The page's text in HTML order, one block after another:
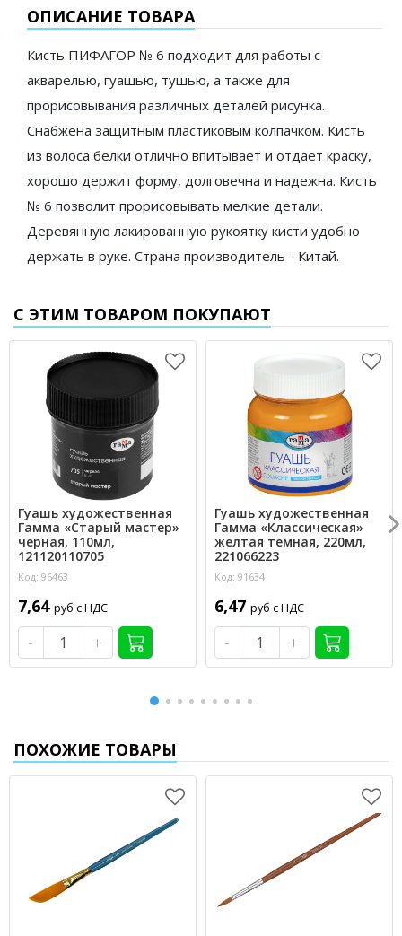
ОПИСАНИЕ ТОВАРА
Кисть ПИФАГОР № 6 подходит для работы с
акварелью, гуашью, тушью, а также для
прорисовывания различных деталей рисунка.
Снабжена защитным пластиковым колпачком. Кисть
из волоса белки отлично впитывает и отдает краску,
хорошо держит форму, долговечна и надежна. Кисть
№ 6 позволит прорисовывать мелкие детали.
Деревянную лакированную рукоятку кисти удобно
держать в руке. Страна производитель - Китай.
С ЭТИМ ТОВАРОМ ПОКУПАЮТ
Гуашь художественная
Гамма «Старый мастер»
черная, 110мл,
121120110705
Код: 96463
7,64 руб с НДС
- +
Гуашь художественная
Гамма «Классическая»
желтая темная, 220мл,
221066223
Код: 91634
6,47 руб с НДС
- +
ПОХОЖИЕ ТОВАРЫ